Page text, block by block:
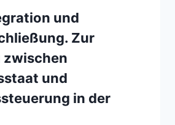
und
Zur
zwischen
und
in der